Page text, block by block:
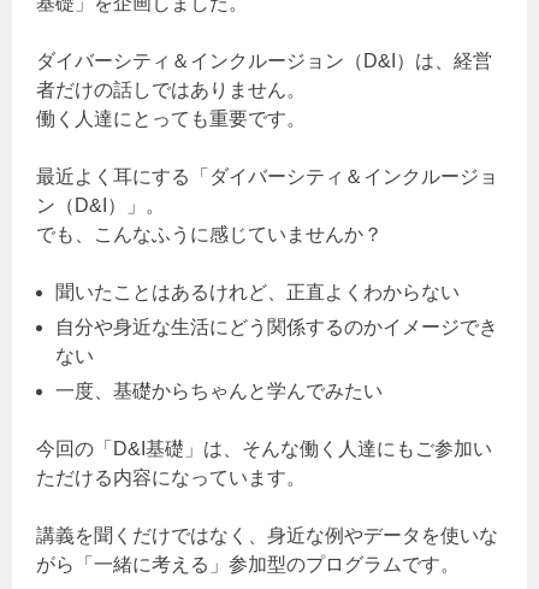
ダイバーシティ＆インクルージョン（D&I）は、経営
者だけの話しではありません。
働く人達にとっても重要です。
最近よく耳にする「ダイバーシティ＆インクルージョ
ン（D&I）」。
でも、こんなふうに感じていませんか？
聞いたことはあるけれど、正直よくわからない
自分や身近な生活にどう関係するのかイメージでき
ない
一度、基礎からちゃんと学んでみたい
今回の「D&I基礎」は、そんな働く人達にもご参加い
ただける内容になっています。
講義を聞くだけではなく、身近な例やデータを使いな
がら「一緒に考える」参加型のプログラムです。